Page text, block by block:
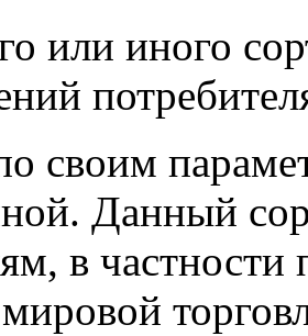
или иного
своим
Данный
в